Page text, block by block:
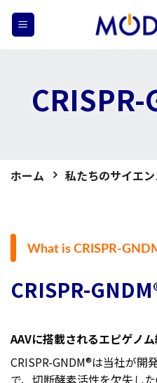
CRISPR-
ホーム 私たちのサイエ
What is CRISPR-
CRISPR-
AAVに搭載されるエピゲノ
CRISPR-GNDM®は当社が開
で、切断酵素活性を欠失し